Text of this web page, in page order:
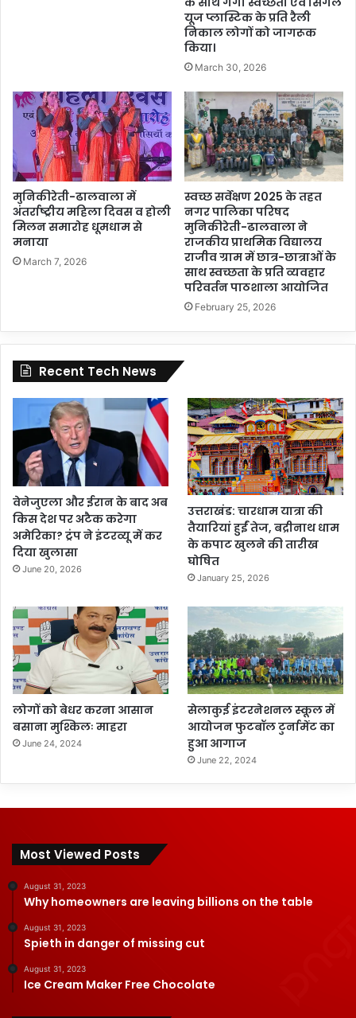
यूज प्लास्टिक के प्रति रैली
निकाल लोगों को जागरूक
किया।
March 30, 2026
मुनिकीरेती-ढालवाला में
अंतर्राष्ट्रीय महिला दिवस व होली
मिलन समारोह धूमधाम से
मनाया
March 7, 2026
स्वच्छ सर्वेक्षण 2025 के तहत
नगर पालिका परिषद
मुनिकीरेती-ढालवाला ने
राजकीय प्राथमिक विद्यालय
राजीव ग्राम में छात्र-छात्राओं के
साथ स्वच्छता के प्रति व्यवहार
परिवर्तन पाठशाला आयोजित
February 25, 2026
Recent Tech News
वेनेजुएला और ईरान के बाद अब
किस देश पर अटैक करेगा
अमेरिका? ट्रंप ने इंटरव्यू में कर
दिया खुलासा
June 20, 2026
उत्तराखंड: चारधाम यात्रा की
तैयारियां हुईं तेज, बद्रीनाथ धाम
के कपाट खुलने की तारीख
घोषित
January 25, 2026
लोगों को बेधर करना आसान
बसाना मुश्किलः माहरा
June 24, 2024
सेलाकुई इंटरनेशनल स्कूल में
आयोजन फुटबॉल टुर्नामेंट का
हुआ आगाज
June 22, 2024
Most Viewed Posts
August 31, 2023
Why homeowners are leaving billions on the table
August 31, 2023
Spieth in danger of missing cut
August 31, 2023
Ice Cream Maker Free Chocolate